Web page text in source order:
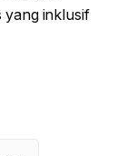
yang inklusif